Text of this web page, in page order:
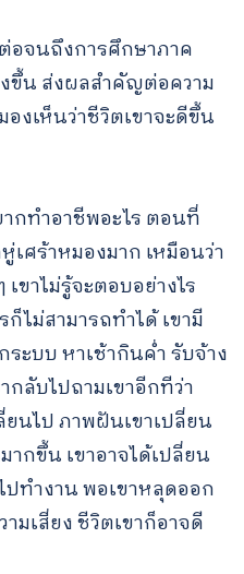
อจนถึงการศึกษาภาค
ขึ้น ส่งผลสำคัญต่อความ
งเห็นว่าชีวิตเขาจะดีขึ้น
ากทำอาชีพอะไร ตอนที่
เศร้าหมองมาก เหมือนว่า
ขาไม่รู้จะตอบอย่างไร
ก็ไม่สามารถทำได้ เขามี
ะบบ หาเช้ากินค่ำ รับจ้าง
กลับไปถามเขาอีกทีว่า
ยนไป ภาพฝันเขาเปลี่ยน
ากขึ้น เขาอาจได้เปลี่ยน
ทำงาน พอเขาหลุดออก
มเสี่ยง ชีวิตเขาก็อาจดี